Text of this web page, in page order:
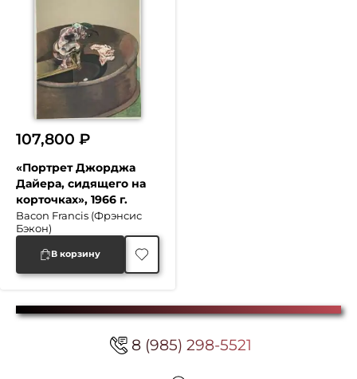
«Портрет Джорджа
Дайера, сидящего на
корточках», 1966 г.
Bacon Francis (Фрэнсис
Бэкон)
107,800 ₽
В корзину
8 (985) 298-5521